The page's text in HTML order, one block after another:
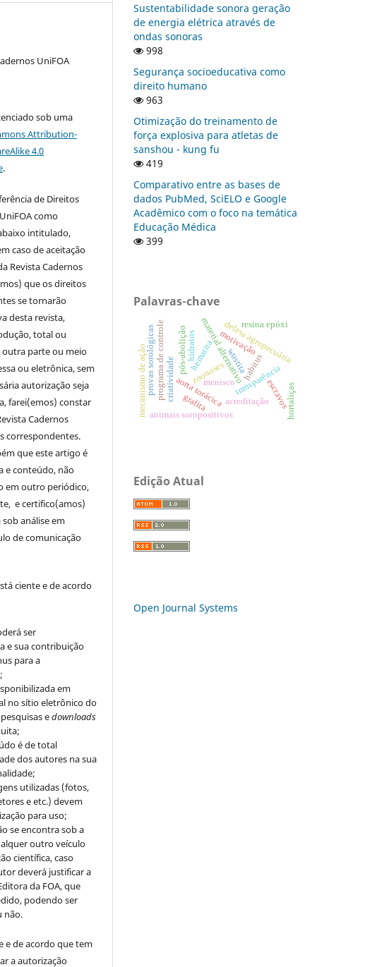
UniFOA
sob uma
Attribution-
4.0
.
de Direitos
como
intitulado,
caso de aceitação
Revista Cadernos
que os direitos
se tornarão
desta revista,
total ou
outra parte ou meio
ou eletrônica, sem
autorização seja
farei(emos) constar
Cadernos
correspondentes.
que este artigo é
e conteúdo, não
em outro periódico,
e certifico(amos)
análise em
de comunicação
ciente e de acordo
ser
e sua contribuição
para a
;
em
no sítio eletrônico do
edownloads
é de total
dos autores na sua
utilizadas (fotos,
e etc.) devem
para uso;
se encontra sob a
outro veículo
científica, caso
deverá justificar a
da FOA, que
podendo ser
não.
e de acordo que tem
a autorização
Sustentabilidade sonora geração
de energia elétrica através de
ondas sonoras
998
Segurança socioeducativa como
direito humano
963
Otimização do treinamento de
força explosiva para atletas de
sanshou - kung fu
419
Comparativo entre as bases de
dados PubMed, SciELO e Google
Acadêmico com o foco na temática
Educação Médica
399
Palavras-chave
transparência
aorta torácica
criatividade material alternativo
motivação
zoonoses
defesa agropecuária
programa de controle
animais soropositivos
provas sorológicas wustita
menisco
acreditação
mecanismo de ação escravos
pós-abolição
resina epóxi
hematita
hortaliças
grafita
hidratos
habitus
Edição Atual
Open Journal Systems